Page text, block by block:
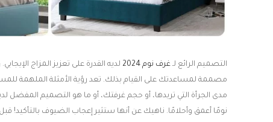
التصميم الرائع لـ غرف نوم 2024 لديه القدرة على تعزيز المزاج الإيجابي.
مصممة لمساعدتك على القيام بذلك. تعد رؤية الأمثلة الملهمة
مدى الجرأة التي تريدها، أو حجم غرفتك، أو ما هو التصميم المفضل
نومًا أعمق وأحلامًا. ناهيك عن أنها ستثير إعجاب الضيوف بالتأكيد!